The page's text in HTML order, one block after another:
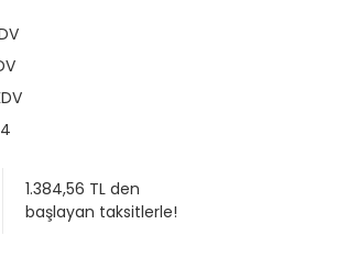
1.384,56 TL den
başlayan taksitlerle!